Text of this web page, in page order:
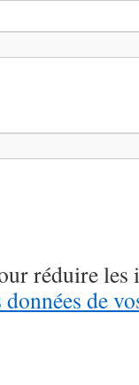
réduire les
de